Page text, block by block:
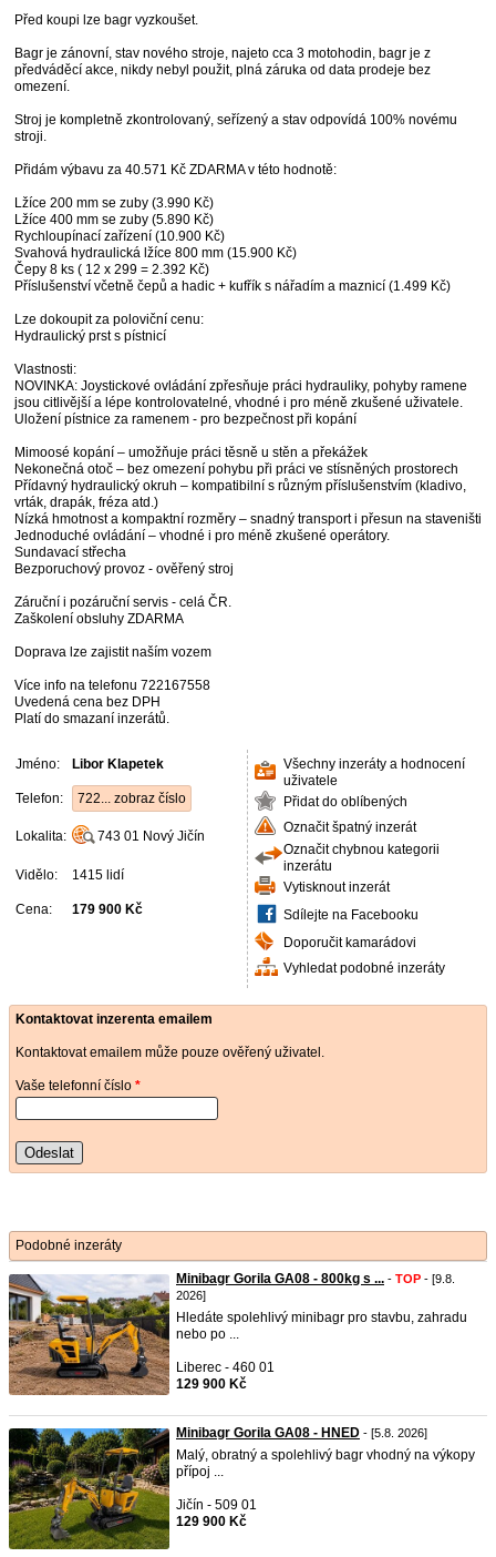
Před koupi lze bagr vyzkoušet.
Bagr je zánovní, stav nového stroje, najeto cca 3 motohodin, bagr je z
předváděcí akce, nikdy nebyl použit, plná záruka od data prodeje bez
omezení.
Stroj je kompletně zkontrolovaný, seřízený a stav odpovídá 100% novému
stroji.
Přidám výbavu za 40.571 Kč ZDARMA v této hodnotě:
Lžíce 200 mm se zuby (3.990 Kč)
Lžíce 400 mm se zuby (5.890 Kč)
Rychloupínací zařízení (10.900 Kč)
Svahová hydraulická lžíce 800 mm (15.900 Kč)
Čepy 8 ks ( 12 x 299 = 2.392 Kč)
Příslušenství včetně čepů a hadic + kufřík s nářadím a maznicí (1.499 Kč)
Lze dokoupit za poloviční cenu:
Hydraulický prst s pístnicí
Vlastnosti:
NOVINKA: Joystickové ovládání zpřesňuje práci hydrauliky, pohyby ramene
jsou citlivější a lépe kontrolovatelné, vhodné i pro méně zkušené uživatele.
Uložení pístnice za ramenem - pro bezpečnost při kopání
Mimoosé kopání – umožňuje práci těsně u stěn a překážek
Nekonečná otoč – bez omezení pohybu při práci ve stísněných prostorech
Přídavný hydraulický okruh – kompatibilní s různým příslušenstvím (kladivo,
vrták, drapák, fréza atd.)
Nízká hmotnost a kompaktní rozměry – snadný transport i přesun na staveništi
Jednoduché ovládání – vhodné i pro méně zkušené operátory.
Sundavací střecha
Bezporuchový provoz - ověřený stroj
Záruční i pozáruční servis - celá ČR.
Zaškolení obsluhy ZDARMA
Doprava lze zajistit naším vozem
Více info na telefonu 722167558
Uvedená cena bez DPH
Platí do smazaní inzerátů.
Jméno: Libor Klapetek
Telefon: 722... zobraz číslo
Lokalita: 743 01 Nový Jičín
Vidělo: 1415 lidí
Cena: 179 900 Kč
Všechny inzeráty a hodnocení
uživatele
Přidat do oblíbených
Označit špatný inzerát
Označit chybnou kategorii
inzerátu
Vytisknout inzerát
Sdílejte na Facebooku
Doporučit kamarádovi
Vyhledat podobné inzeráty
Kontaktovat inzerenta emailem
Kontaktovat emailem může pouze ověřený uživatel.
Vaše telefonní číslo *
Odeslat
Podobné inzeráty
Minibagr Gorila GA08 - 800kg s ... - TOP - [9.8.
2026]
Hledáte spolehlivý minibagr pro stavbu, zahradu
nebo po ...
Liberec - 460 01
129 900 Kč
Minibagr Gorila GA08 - HNED - [5.8. 2026]
Malý, obratný a spolehlivý bagr vhodný na výkopy
přípoj ...
Jičín - 509 01
129 900 Kč